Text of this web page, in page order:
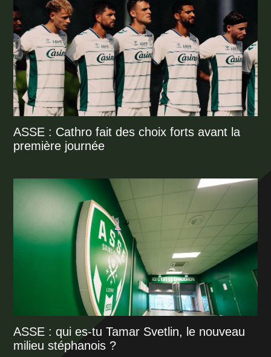
ASSE : Cathro fait des choix forts avant la
première journée
ASSE : qui es-tu Tamar Svetlin, le nouveau
milieu stéphanois ?